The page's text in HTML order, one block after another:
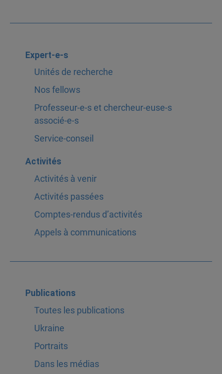
Expert-e-s
Unités de recherche
Nos fellows
Professeur-e-s et chercheur-euse-s
associé-e-s
Service-conseil
Activités
Activités à venir
Activités passées
Comptes-rendus d’activités
Appels à communications
Publications
Toutes les publications
Ukraine
Portraits
Dans les médias